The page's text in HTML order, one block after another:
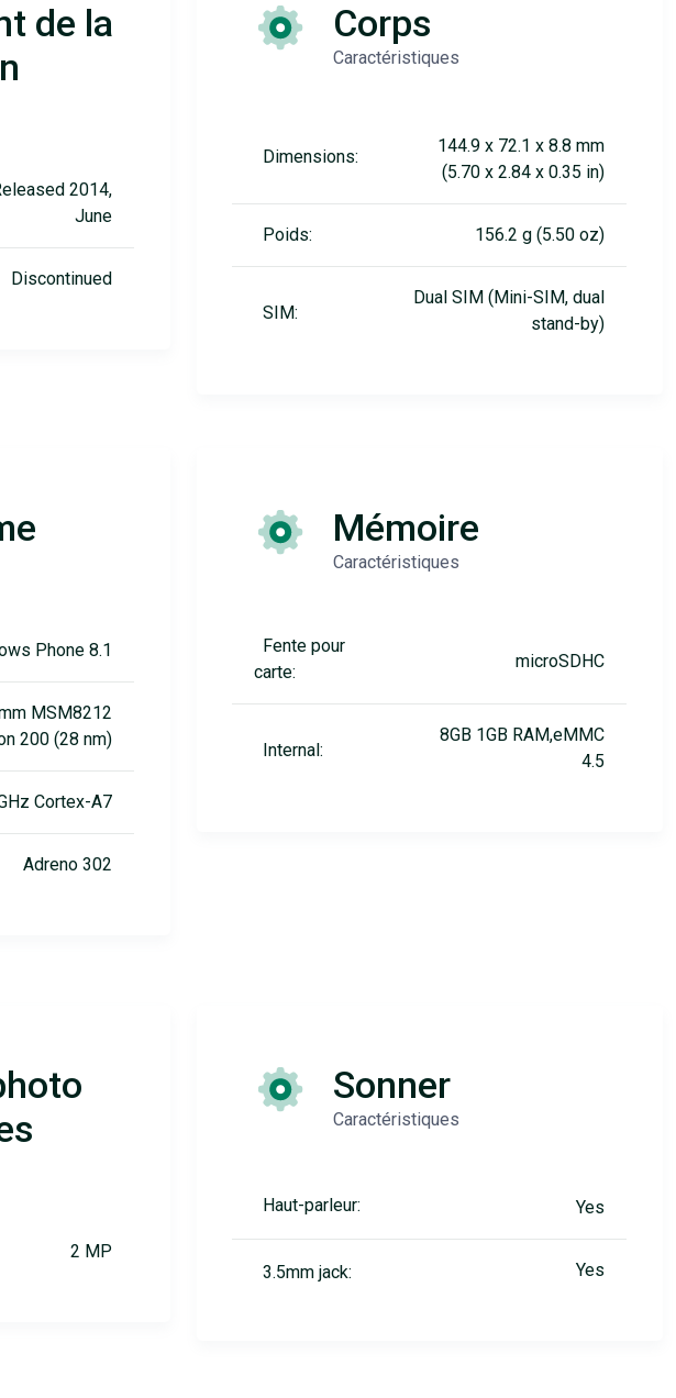
de la
2014,
June
Discontinued
Corps
Caractéristiques
Dimensions:
144.9 x 72.1 x 8.8 mm
(5.70 x 2.84 x 0.35 in)
Poids: 156.2 g (5.50 oz)
SIM:
Dual SIM (Mini-SIM, dual
stand-by)
Phone 8.1
MSM8212
200 (28 nm)
Cortex-A7
Adreno 302
Mémoire
Caractéristiques
Fente pour
carte:
microSDHC
Internal:
8GB 1GB RAM,eMMC
4.5
2 MP
Sonner
Caractéristiques
Haut-parleur: Yes
3.5mm jack: Yes